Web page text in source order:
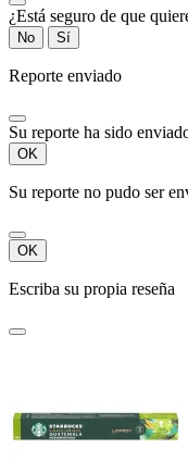
¿Está seguro de que
No Sí
Reporte enviado
Su reporte ha sido
OK
Su reporte no pudo ser
OK
Escriba su propia reseña